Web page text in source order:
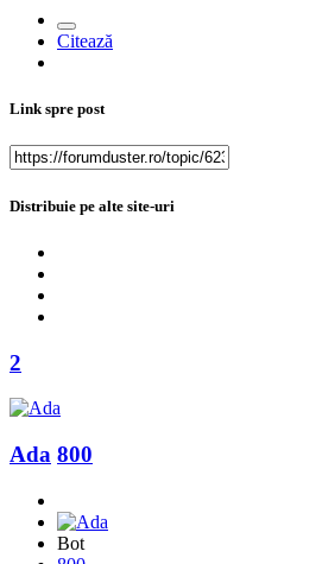
Citează
Link spre post
Distribuie pe alte site-uri
2
Ada 800
Bot